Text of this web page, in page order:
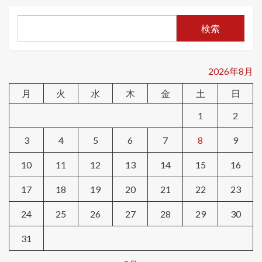
検索
2026年8月
月
火 水 木 金 土
日
1
2
3 4 5 6 7 8 9
10 11 12 13 14 15 16
17 18 19 20 21 22 23
24 25 26 27 28 29 30
31